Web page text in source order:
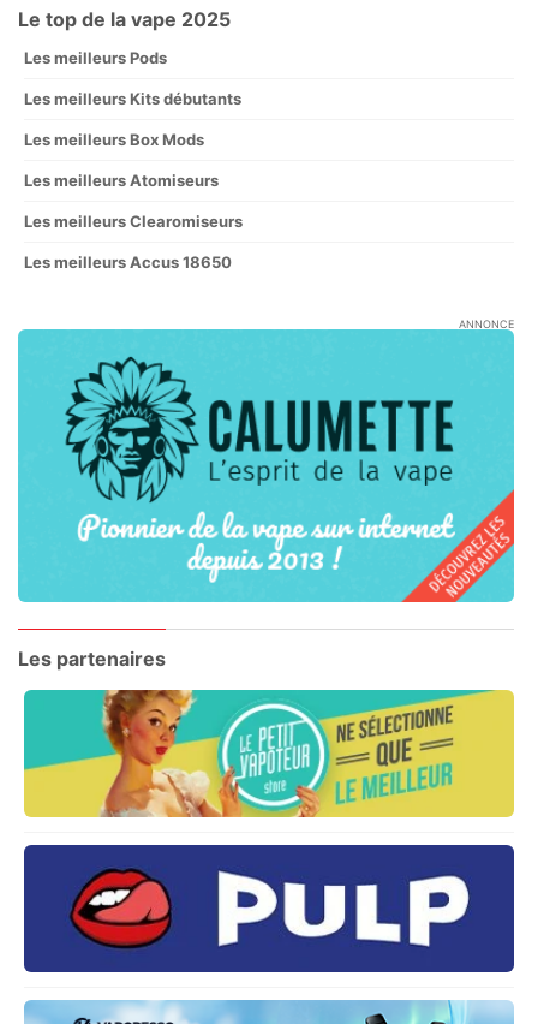
Le top de la vape 2025
Les meilleurs Pods
Les meilleurs Kits débutants
Les meilleurs Box Mods
Les meilleurs Atomiseurs
Les meilleurs Clearomiseurs
Les meilleurs Accus 18650
ANNONCE
Les partenaires